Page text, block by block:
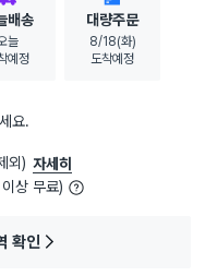
배송
늘
예정
대량주문
8/18(화)
도착예정
요.
외) 자세히
상 무료)
확인